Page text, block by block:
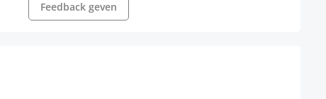
Feedback geven